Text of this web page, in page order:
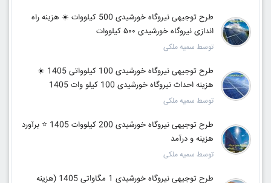
طرح توجیهی نیروگاه خورشیدی 500 کیلووات ☀️ هزینه راه
اندازی نیروگاه خورشیدی ۵۰۰ کیلووات
توسط سمیه ملکی
طرح توجیهی نیروگاه خورشیدی 100 کیلوواتی 1405 ☀️
هزینه احداث نیروگاه خورشیدی 100 کیلو وات 1405
توسط سمیه ملکی
طرح توجیهی نیروگاه خورشیدی 200 کیلووات 1405 ⭐️ برآورد
هزینه و درآمد
توسط سمیه ملکی
طرح توجیهی نیروگاه خورشیدی 1 مگاواتی 1405 (هزینه